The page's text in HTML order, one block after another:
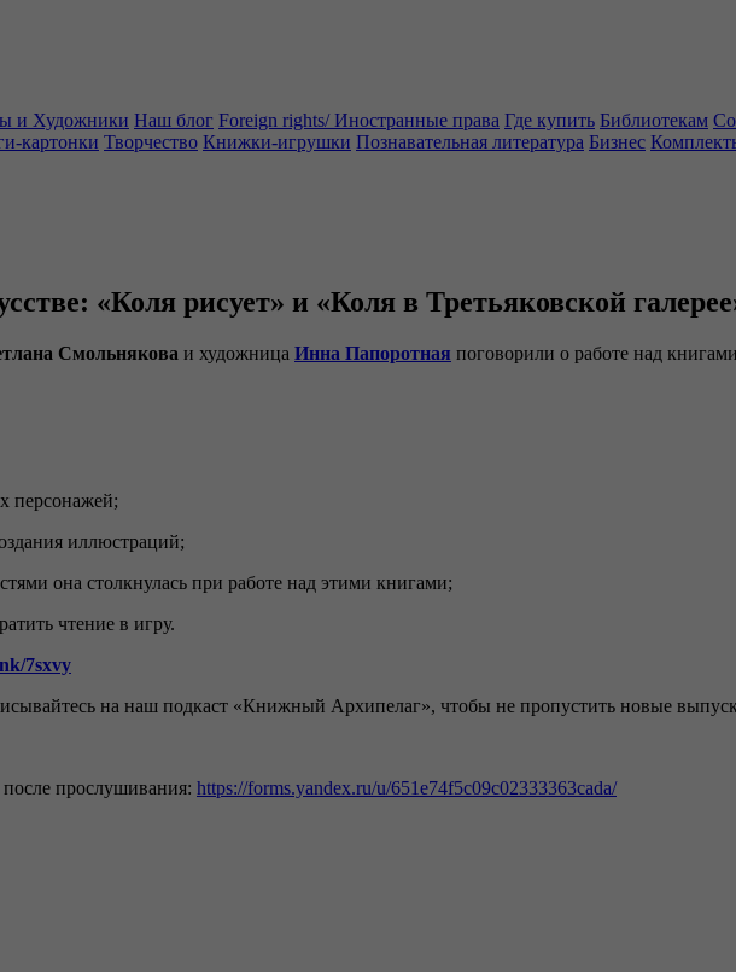
и Художники Наш блог Foreign rights/ Иностранные права Где купить Библиотекам
картонки Творчество Книжки-игрушки Познавательная литература Бизнес
«Коля рисует» и «Коля в Третьяковской
Смольнякова и художница Инна Папоротная поговорили о работе над
персонажей;
иллюстраций;
она столкнулась при работе над этими книгами;
чтение в игру.
7sxvy
на наш подкаст «Книжный Архипелаг», чтобы не пропустить новые
прослушивания: https://forms.yandex.ru/u/651e74f5c09c02333363cada/